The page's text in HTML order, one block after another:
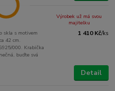
skla s motivem
42 cm.
000. Krabička
buďte svá
1 410 Kč/ks
Výrobek už má svou
majitelku
Detail